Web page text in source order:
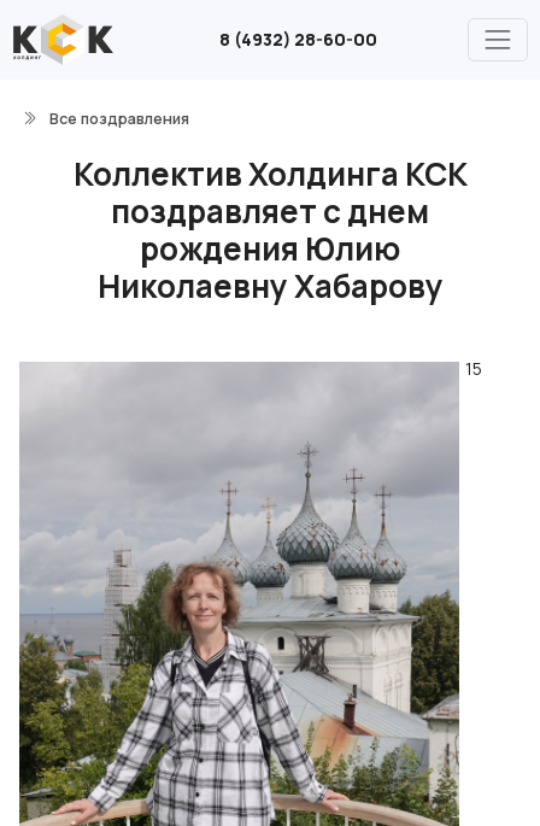
8 (4932) 28-60-00
Все поздравления
Коллектив Холдинга КСК
поздравляет с днем
рождения Юлию
Николаевну Хабарову
15